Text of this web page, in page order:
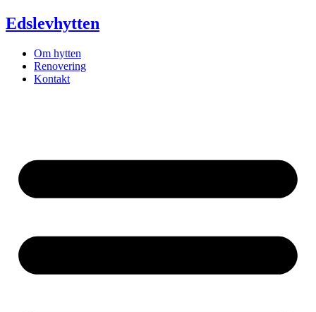
Videre
til
Edslevhytten
Om hytten
Renovering
Kontakt